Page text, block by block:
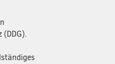
(DDG).